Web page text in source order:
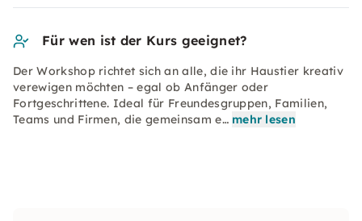
Für wen ist der Kurs geeignet?
Der Workshop richtet sich an alle, die ihr Haustier kreativ
verewigen möchten – egal ob Anfänger oder
Fortgeschrittene. Ideal für Freundesgruppen, Familien,
Teams und Firmen, die gemeinsam e… mehr lesen